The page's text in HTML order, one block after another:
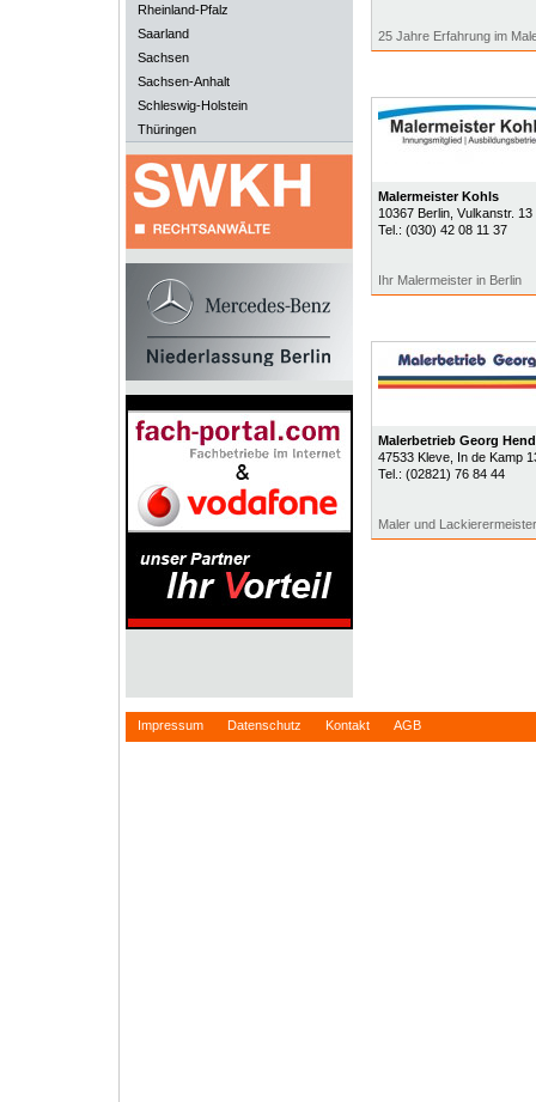
Rheinland-Pfalz
Saarland
Sachsen
Sachsen-Anhalt
Schleswig-Holstein
Thüringen
25 Jahre Erfahrung im
Malermeister Kohls
10367 Berlin, Vulkanstr. 13
Tel.: (030) 42 08 11 37
Ihr Malermeister in Berlin
Malerbetrieb Georg
47533 Kleve, In de Kamp
Tel.: (02821) 76 84 44
Maler und Lackierermeister
Impressum Datenschutz Kontakt AGB